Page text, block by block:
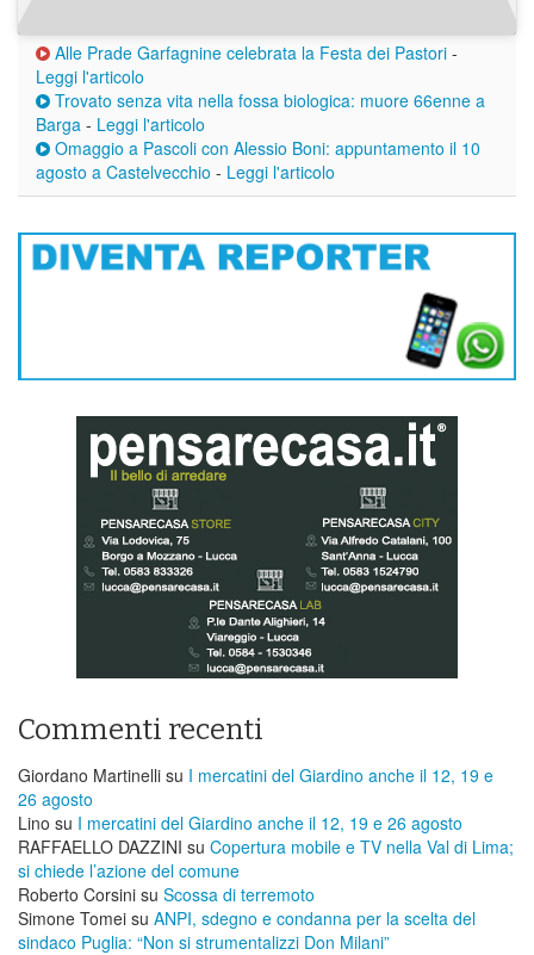
Alle Prade Garfagnine celebrata la Festa dei Pastori -
Leggi l'articolo
Trovato senza vita nella fossa biologica: muore 66enne a
Barga - Leggi l'articolo
Omaggio a Pascoli con Alessio Boni: appuntamento il 10
agosto a Castelvecchio - Leggi l'articolo
Commenti recenti
Giordano Martinelli su I mercatini del Giardino anche il 12, 19 e
26 agosto
Lino su I mercatini del Giardino anche il 12, 19 e 26 agosto
RAFFAELLO DAZZINI su ​Copertura mobile e TV nella Val di Lima;
si chiede l’azione del comune
Roberto Corsini su Scossa di terremoto
Simone Tomei su ANPI, sdegno e condanna per la scelta del
sindaco Puglia: “Non si strumentalizzi Don Milani”